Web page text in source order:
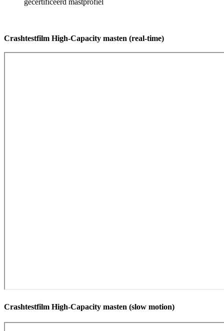
Crashtestfilm High-Capacity masten (real-time)
Crashtestfilm High-Capacity masten (slow motion)